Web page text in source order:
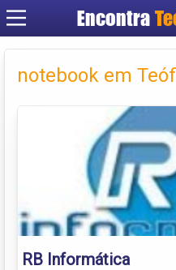
Encontra
notebook em
RB Informática